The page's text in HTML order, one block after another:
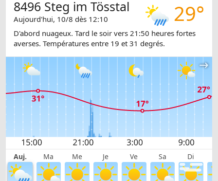
29°
8496 Steg im Tösstal
Aujourd'hui, 10/8 dès 12:10
D'abord nuageux. Tard le soir vers 21:50 heures fortes
averses. Températures entre 19 et 31 degrés.
Auj. Ma Me Je Ve Sa Di